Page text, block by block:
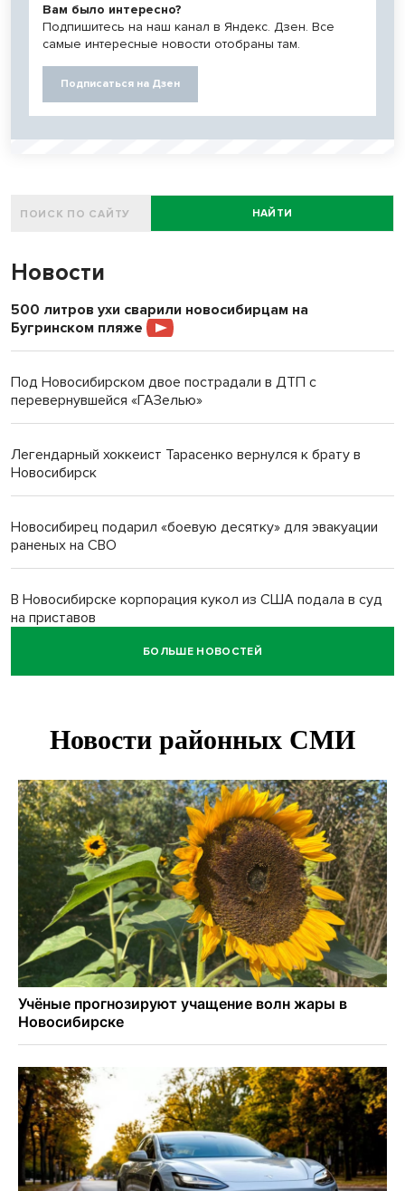
Вам было интересно?
Подпишитесь на наш канал в Яндекс. Дзен. Все
самые интересные новости отобраны там.
Подписаться на Дзен
НАЙТИ
Новости
500 литров ухи сварили новосибирцам на
Бугринском пляже
Под Новосибирском двое пострадали в ДТП с
перевернувшейся «ГАЗелью»
Легендарный хоккеист Тарасенко вернулся к брату в
Новосибирск
Новосибирец подарил «боевую десятку» для эвакуации
раненых на СВО
В Новосибирске корпорация кукол из США подала в суд
на приставов
БОЛЬШЕ НОВОСТЕЙ